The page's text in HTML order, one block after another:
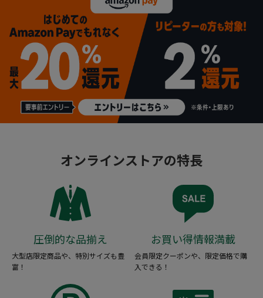
オンラインストアの特長
圧倒的な品揃え
大型店限定商品や、特別サイズも豊
富！
お買い得情報満載
会員限定クーポンや、限定価格で購
入できる！